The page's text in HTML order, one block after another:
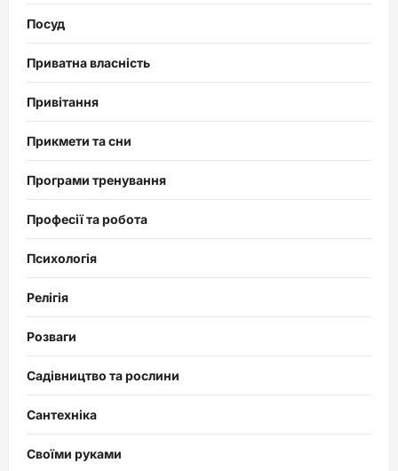
Посуд
Приватна власність
Привітання
Прикмети та сни
Програми тренування
Професії та робота
Психологія
Релігія
Розваги
Садівництво та рослини
Сантехніка
Своїми руками